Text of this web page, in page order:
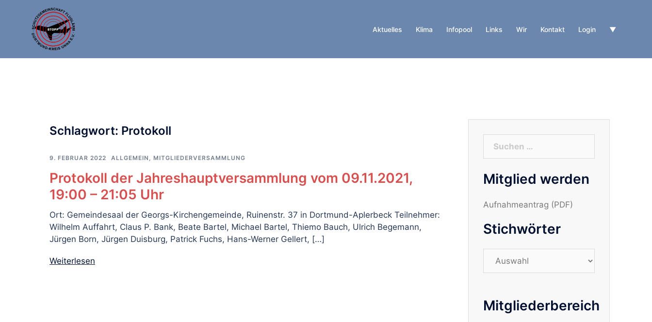
springen
Aktuelles Klima Infopool Links Wir Kontakt Login ▼
Schlagwort: Protokoll
9. FEBRUAR 2022 ALLGEMEIN , MITGLIEDERVERSAMMLUNG
Protokoll der Jahreshauptversammlung vom 09.11.2021,
19:00 – 21:05 Uhr
Ort: Gemeindesaal der Georgs-Kirchengemeinde, Ruinenstr. 37 in Dortmund-Aplerbeck Teilnehmer:
Wilhelm Auffahrt, Claus P. Bank, Beate Bartel, Michael Bartel, Thiemo Bauch, Ulrich Begemann,
Jürgen Born, Jürgen Duisburg, Patrick Fuchs, Hans-Werner Gellert, […]
Weiterlesen
nach:
Mitglied werden
Aufnahmeantrag (PDF)
Stichwörter
Mitgliederbereich